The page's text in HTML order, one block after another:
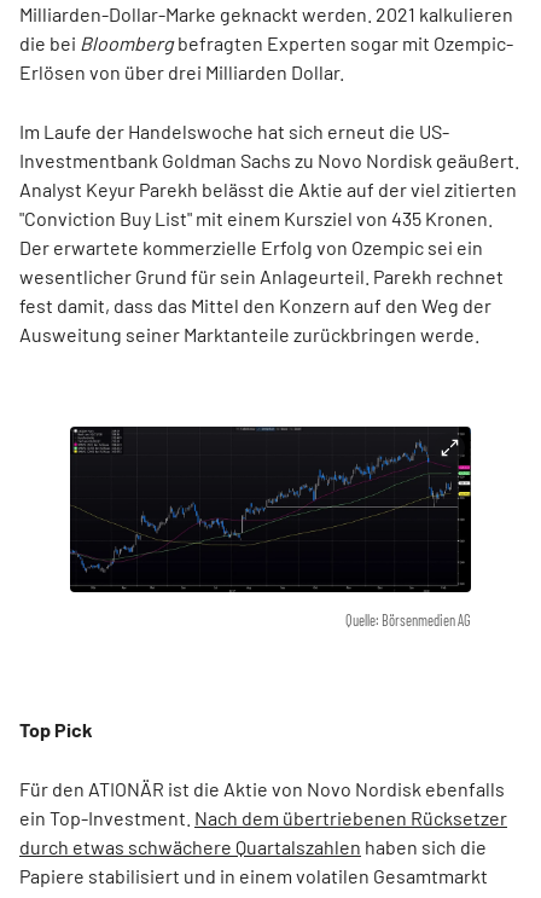
Milliarden-Dollar-Marke geknackt werden. 2021 kalkulieren
die bei Bloombergbefragten Experten sogar mit Ozempic-
Erlösen von über drei Milliarden Dollar.
Im Laufe der Handelswoche hat sich erneut die US-
Investmentbank Goldman Sachs zu Novo Nordisk geäußert.
Analyst Keyur Parekh belässt die Aktie auf der viel zitierten
"Conviction Buy List" mit einem Kursziel von 435 Kronen.
Der erwartete kommerzielle Erfolg von Ozempic sei ein
wesentlicher Grund für sein Anlageurteil. Parekh rechnet
fest damit, dass das Mittel den Konzern auf den Weg der
Ausweitung seiner Marktanteile zurückbringen werde.
Quelle: Börsenmedien AG
Top Pick
Für den ATIONÄR ist die Aktie von Novo Nordisk ebenfalls
ein Top-Investment. Nach dem übertriebenen Rücksetzer
durch etwas schwächere Quartalszahlen haben sich die
Papiere stabilisiert und in einem volatilen Gesamtmarkt